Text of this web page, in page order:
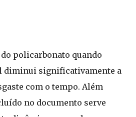
policarbonato quando
diminui significativamente a
com o tempo. Além
no documento serve